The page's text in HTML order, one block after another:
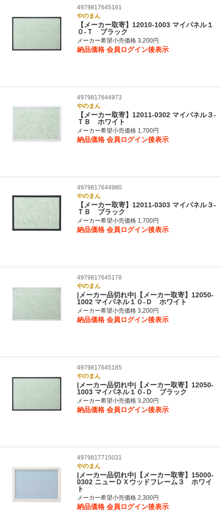
4979817645161
やのまん
【メーカー取寄】12010-1003 マイパネル１
０‐Ｔ ブラック
メーカー希望小売価格 3,200円
納品価格 会員ログイン後表示
4979817644973
やのまん
【メーカー取寄】12011-0302 マイパネル３‐
ＴＢ ホワイト
メーカー希望小売価格 1,700円
納品価格 会員ログイン後表示
4979817644980
やのまん
【メーカー取寄】12011-0303 マイパネル３‐
ＴＢ ブラック
メーカー希望小売価格 1,700円
納品価格 会員ログイン後表示
4979817645178
やのまん
|メーカー品切れ中|【メーカー取寄】12050-
1002 マイパネル１０‐Ｄ ホワイト
メーカー希望小売価格 3,200円
納品価格 会員ログイン後表示
4979817645185
やのまん
|メーカー品切れ中|【メーカー取寄】12050-
1003 マイパネル１０‐Ｄ ブラック
メーカー希望小売価格 3,200円
納品価格 会員ログイン後表示
4979817715031
やのまん
|メーカー品切れ中|【メーカー取寄】15000-
0302 ニューＤＸウッドフレーム３ ホワイ
ト
メーカー希望小売価格 2,300円
納品価格 会員ログイン後表示